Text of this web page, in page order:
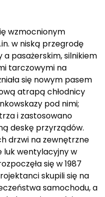
wzmocnionym
w niską przegrodę
a pasażerskim, silnikiem
tarczowymi na
się nowym pasem
atrapą chłodnicy
pod nimi;
i zastosowano
deskę przyrządów.
drzwi na zewnętrzne
luk wentylacyjny w
się w 1987
skupili się na
samochodu, a